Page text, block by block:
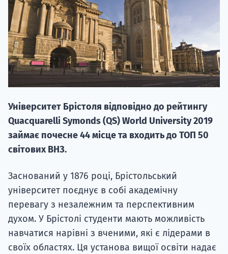
Університет Брістоля відповідно до рейтингу
Quacquarelli Symonds (QS) World University 2019
займає почесне 44 місце та входить до ТОП 50
світових ВНЗ.
Заснований у 1876 році, Брістольський
університет поєднує в собі академічну
перевагу з незалежним та перспективним
духом. У Брістолі студенти мають можливість
навчатися нарівні з вченими, які є лідерами в
своїх областях. Ця установа вищої освіти надає